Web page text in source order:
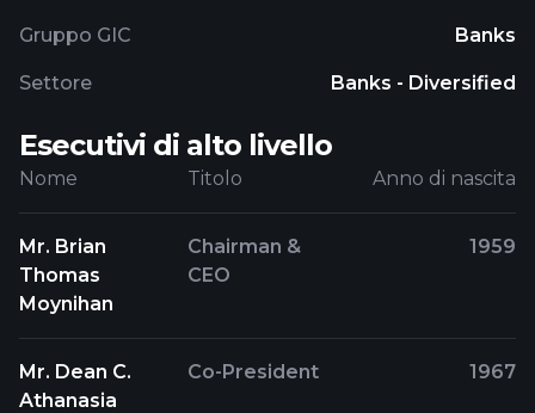
Gruppo GIC Banks
Settore Banks - Diversified
Esecutivi di alto livello
Nome Titolo Anno di nascita
Mr. Brian
Thomas
Moynihan
Chairman &
CEO
1959
Mr. Dean C.
Athanasia
Co-President 1967